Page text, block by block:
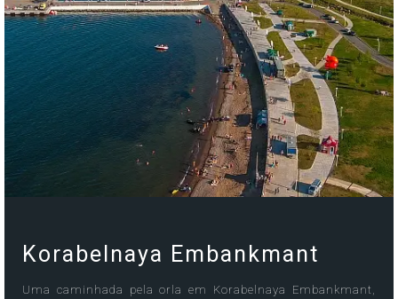
Korabelnaya Embankmant
Uma caminhada pela orla em Korabelnaya Embankmant,